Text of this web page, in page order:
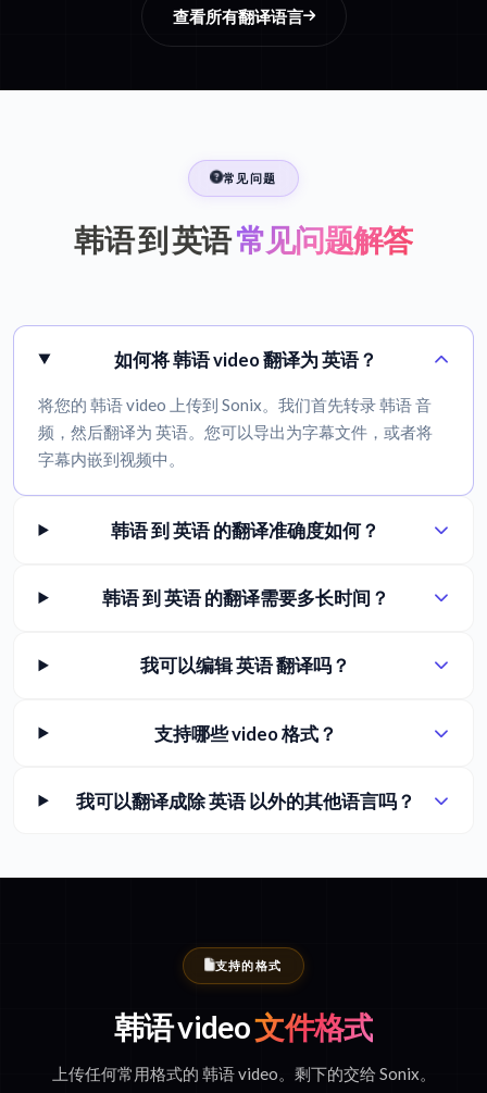
查看所有翻译语言
常见问题
韩语 到 英语常见问题解答
如何将 韩语 video 翻译为 英语？
将您的 韩语 video 上传到 Sonix。我们首先转录 韩语 音
频，然后翻译为 英语。您可以导出为字幕文件，或者将
字幕内嵌到视频中。
韩语 到 英语 的翻译准确度如何？
韩语 到 英语 的翻译需要多长时间？
我可以编辑 英语 翻译吗？
支持哪些 video 格式？
我可以翻译成除 英语 以外的其他语言吗？
支持的格式
韩语 video文件格式
上传任何常用格式的 韩语 video。剩下的交给 Sonix。